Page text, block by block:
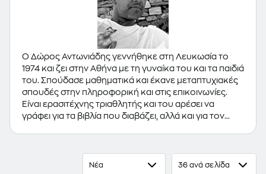
Ο Δώρος Αντωνιάδης γεννήθηκε στη Λευκωσία το
1974 και ζει στην Αθήνα με τη γυναίκα του και τα παιδιά
του. Σπούδασε μαθηματικά και έκανε μεταπτυχιακές
σπουδές στην πληροφορική και στις επικοινωνίες.
Είναι ερασιτέχνης τριαθλητής και του αρέσει να
γράφει για τα βιβλία που διαβάζει, αλλά και για τον
Νέα 36 ανά σελίδα